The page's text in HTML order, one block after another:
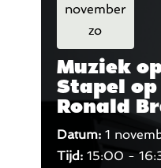
november
zo
Muziek
Stapel
Ronald
Datum: 1
Tijd: 15:00 -